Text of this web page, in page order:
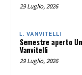
29 Luglio, 2026
L. VANVITELLI
Semestre aperto
Vanvitelli
29 Luglio, 2026